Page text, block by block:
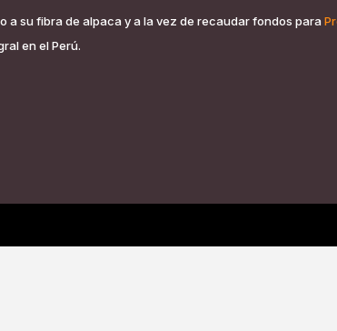
a su fibra de alpaca y a la vez de recaudar fondos para
en el Perú.